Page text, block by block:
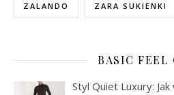
ZALANDO ZARA SUKIENKI
BASIC FEEL
Styl Quiet Luxury: